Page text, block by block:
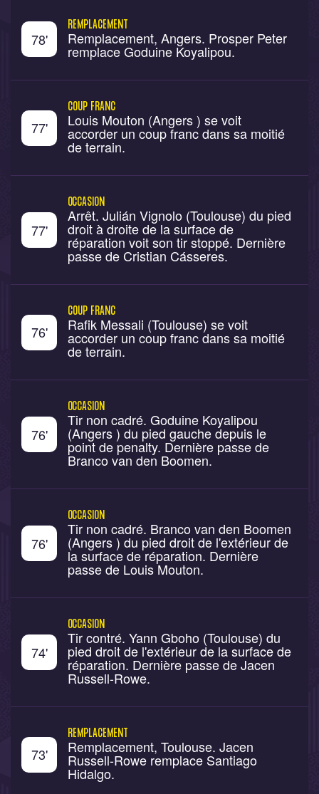
78'
REMPLACEMENT
Remplacement, Angers. Prosper Peter
remplace Goduine Koyalipou.
77'
COUP FRANC
Louis Mouton (Angers ) se voit
accorder un coup franc dans sa moitié
de terrain.
77'
OCCASION
Arrêt. Julián Vignolo (Toulouse) du pied
droit à droite de la surface de
réparation voit son tir stoppé. Dernière
passe de Cristian Cásseres.
76'
COUP FRANC
Rafik Messali (Toulouse) se voit
accorder un coup franc dans sa moitié
de terrain.
76'
OCCASION
Tir non cadré. Goduine Koyalipou
(Angers ) du pied gauche depuis le
point de penalty. Dernière passe de
Branco van den Boomen.
76'
OCCASION
Tir non cadré. Branco van den Boomen
(Angers ) du pied droit de l'extérieur de
la surface de réparation. Dernière
passe de Louis Mouton.
74'
OCCASION
Tir contré. Yann Gboho (Toulouse) du
pied droit de l'extérieur de la surface de
réparation. Dernière passe de Jacen
Russell-Rowe.
73'
REMPLACEMENT
Remplacement, Toulouse. Jacen
Russell-Rowe remplace Santiago
Hidalgo.